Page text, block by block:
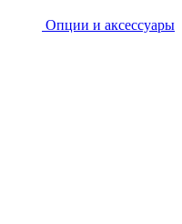
Опции и аксессуары